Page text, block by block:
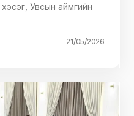
Увсын аймгийн
21/05/2026